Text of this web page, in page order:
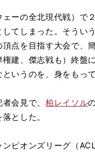
ェーの全北現代戦）で
してしまった。そうい
頂点を目指す大会で、
権建、傑志戦も）終盤
いうのを、身をもっ
会見で、柏レイソル
とした。
ピオンズリーグ（